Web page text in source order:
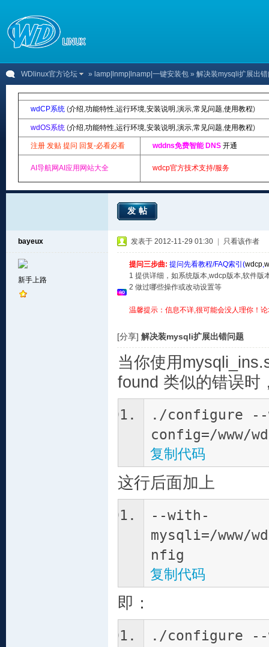
WDlinux官方论坛 » lamp|lnmp|lnamp|一键安装包 » 解决装mysqli扩展出
wdCP系统 (介绍,功能特性,运行环境,安装说明 ,演示,常见问题,使用教程)
wdOS系统 (介绍,功能特性,运行环境,安装说明 ,演示,常见问题,使用教程)
注册 发贴 提问 回复-必看必看 wddns免费智能 DNS 开通
AI导航网AI应用网站大全 wdcp官方技术支持/服务
发帖
bayeux
新手上路
发表于 2012-11-29 01:30 只看该作者
提问三步曲: 提问先看教程/FAQ索引(wdcp,
1 提供详细，如系统版本,wdcp版本,软件版
2 做过哪些操作或改动设置等
温馨提示：信息不详,很可能会没人理你！
[分享] 解决装mysqli扩展出错问题
当你使用
found 类似的错误时
./configure --
config=/www/
复制代码
这行后面加上
--with-
mysqli=/www/
nfig
复制代码
即：
./configure --